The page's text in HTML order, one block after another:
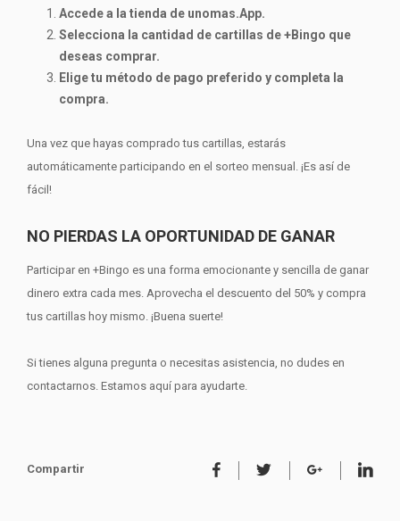
Accede a la tienda de unomas.App.
Selecciona la cantidad de cartillas de +Bingo que
deseas comprar.
Elige tu método de pago preferido y completa la
compra.
Una vez que hayas comprado tus cartillas, estarás
automáticamente participando en el sorteo mensual. ¡Es así de
fácil!
NO PIERDAS LA OPORTUNIDAD DE GANAR
Participar en +Bingo es una forma emocionante y sencilla de ganar
dinero extra cada mes. Aprovecha el descuento del 50% y compra
tus cartillas hoy mismo. ¡Buena suerte!
Si tienes alguna pregunta o necesitas asistencia, no dudes en
contactarnos. Estamos aquí para ayudarte.
Compartir